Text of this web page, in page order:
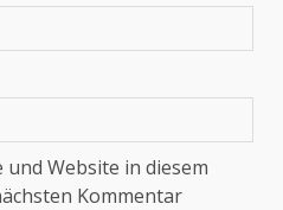
und Website in diesem
Kommentar